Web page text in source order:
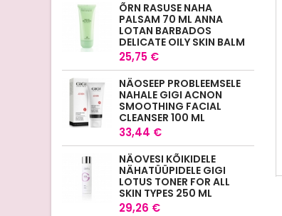
ÕRN RASUSE NAHA
PALSAM 70 ML ANNA
LOTAN BARBADOS
DELICATE OILY SKIN BALM
25,75 €
NÄOSEEP PROBLEEMSELE
NAHALE GIGI ACNON
SMOOTHING FACIAL
CLEANSER 100 ML
33,44 €
NÄOVESI KÕIKIDELE
NÄHATÜÜPIDELE GIGI
LOTUS TONER FOR ALL
SKIN TYPES 250 ML
29,26 €